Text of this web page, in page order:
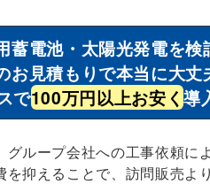
蓄電池・太陽光発電を検
お見積もりで本当に大丈
で100万円以上お安く導
グループ会社への工事依頼に
を抑えることで、訪問販売よ